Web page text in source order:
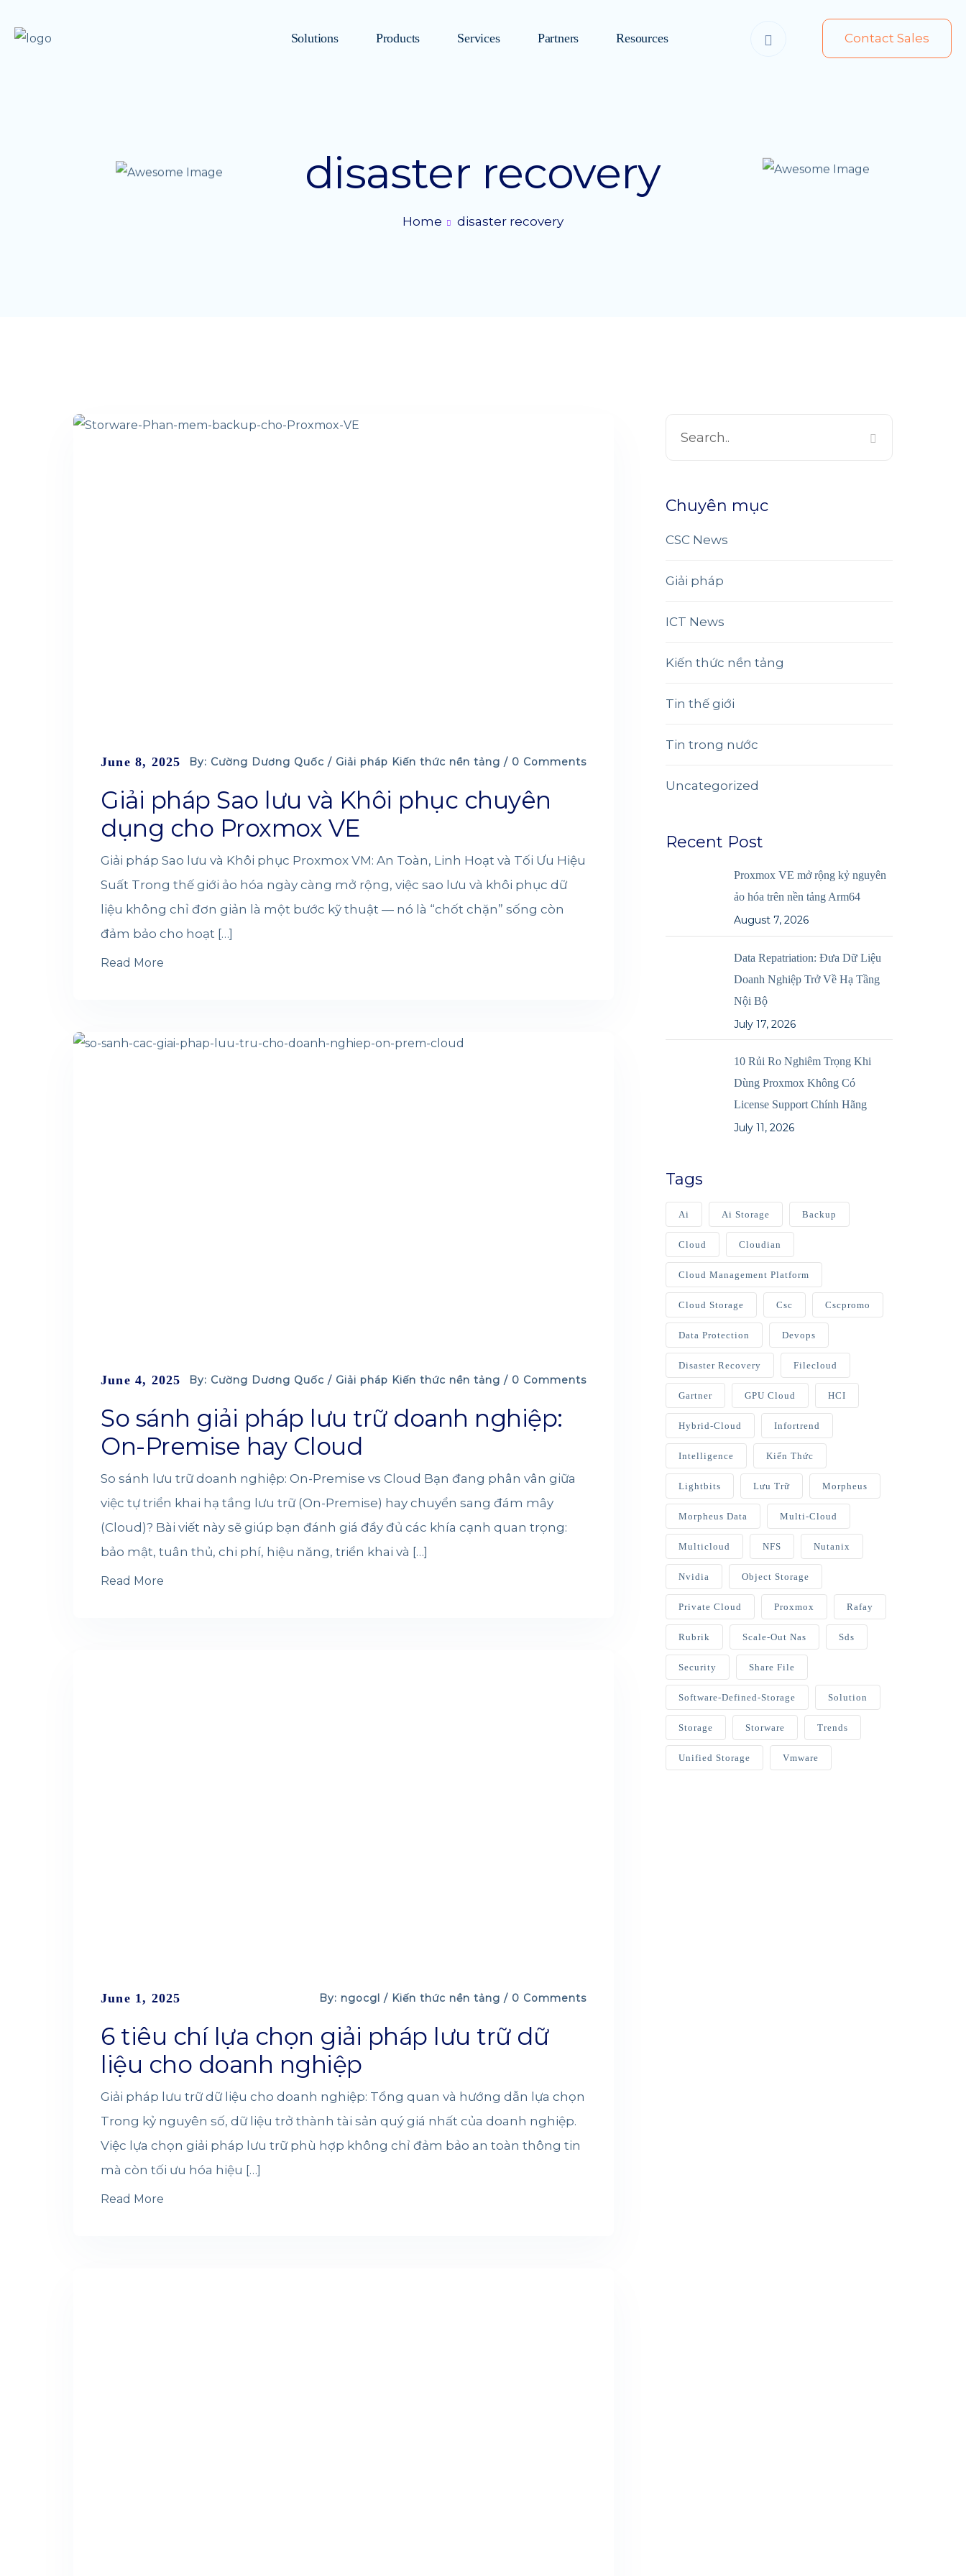
Contact Sales
Solutions Products Services Partners Resources
disaster recovery
Home disaster recovery
June 8, 2025 By: Cường Dương Quốc / Giải pháp Kiến thức nền tảng / 0 Comments
Giải pháp Sao lưu và Khôi phục chuyên
dụng cho Proxmox VE
Giải pháp Sao lưu và Khôi phục Proxmox VM: An Toàn, Linh Hoạt và Tối Ưu Hiệu
Suất Trong thế giới ảo hóa ngày càng mở rộng, việc sao lưu và khôi phục dữ
liệu không chỉ đơn giản là một bước kỹ thuật — nó là “chốt chặn” sống còn
đảm bảo cho hoạt […]
Read More
June 4, 2025 By: Cường Dương Quốc / Giải pháp Kiến thức nền tảng / 0 Comments
So sánh giải pháp lưu trữ doanh nghiệp:
On-Premise hay Cloud
So sánh lưu trữ doanh nghiệp: On-Premise vs Cloud Bạn đang phân vân giữa
việc tự triển khai hạ tầng lưu trữ (On-Premise) hay chuyển sang đám mây
(Cloud)? Bài viết này sẽ giúp bạn đánh giá đầy đủ các khía cạnh quan trọng:
bảo mật, tuân thủ, chi phí, hiệu năng, triển khai và […]
Read More
June 1, 2025 By: ngocgl / Kiến thức nền tảng / 0 Comments
6 tiêu chí lựa chọn giải pháp lưu trữ dữ
liệu cho doanh nghiệp
Giải pháp lưu trữ dữ liệu cho doanh nghiệp: Tổng quan và hướng dẫn lựa chọn
Trong kỷ nguyên số, dữ liệu trở thành tài sản quý giá nhất của doanh nghiệp.
Việc lựa chọn giải pháp lưu trữ phù hợp không chỉ đảm bảo an toàn thông tin
mà còn tối ưu hóa hiệu […]
Read More
Chuyên mục
CSC News
Giải pháp
ICT News
Kiến thức nền tảng
Tin thế giới
Tin trong nước
Uncategorized
Recent Post
Proxmox VE mở rộng kỷ nguyên
ảo hóa trên nền tảng Arm64
August 7, 2026
Data Repatriation: Đưa Dữ Liệu
Doanh Nghiệp Trở Về Hạ Tầng
Nội Bộ
July 17, 2026
10 Rủi Ro Nghiêm Trọng Khi
Dùng Proxmox Không Có
License Support Chính Hãng
July 11, 2026
Tags
Ai Ai Storage Backup
Cloud Cloudian
Cloud Management Platform
Cloud Storage Csc Cscpromo
Data Protection Devops
Disaster Recovery Filecloud
Gartner GPU Cloud HCI
Hybrid-Cloud Infortrend
Intelligence Kiến Thức
Lightbits Lưu Trữ Morpheus
Morpheus Data Multi-Cloud
Multicloud NFS Nutanix
Nvidia Object Storage
Private Cloud Proxmox Rafay
Rubrik Scale-Out Nas Sds
Security Share File
Software-Defined-Storage Solution
Storage Storware Trends
Unified Storage Vmware